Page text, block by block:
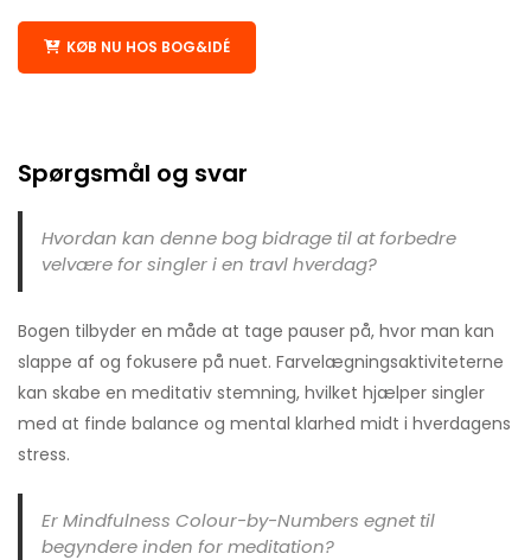
KØB NU HOS BOG&IDÉ
Spørgsmål og svar
Hvordan kan denne bog bidrage til at forbedre
velvære for singler i en travl hverdag?
Bogen tilbyder en måde at tage pauser på, hvor man kan
slappe af og fokusere på nuet. Farvelægningsaktiviteterne
kan skabe en meditativ stemning, hvilket hjælper singler
med at finde balance og mental klarhed midt i hverdagens
stress.
Er Mindfulness Colour-by-Numbers egnet til
begyndere inden for meditation?